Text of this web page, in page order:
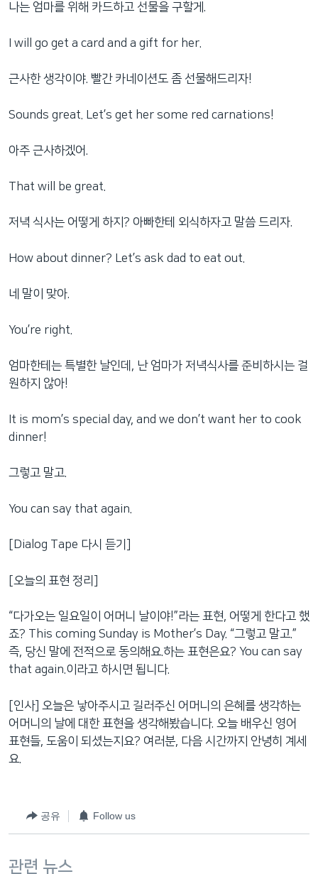
나는 엄마를 위해 카드하고 선물을 구할게.
I will go get a card and a gift for her.
근사한 생각이야. 빨간 카네이션도 좀 선물해드리자!
Sounds great. Let’s get her some red carnations!
아주 근사하겠어.
That will be great.
저녁 식사는 어떻게 하지? 아빠한테 외식하자고 말씀 드리자.
How about dinner? Let’s ask dad to eat out.
네 말이 맞아.
You’re right.
엄마한테는 특별한 날인데, 난 엄마가 저녁식사를 준비하시는 걸
원하지 않아!
It is mom’s special day, and we don’t want her to cook
dinner!
그렇고 말고.
You can say that again.
[Dialog Tape 다시 듣기]
[오늘의 표현 정리]
“다가오는 일요일이 어머니 날이야!”라는 표현, 어떻게 한다고 했
죠? This coming Sunday is Mother’s Day. “그렇고 말고.”
즉, 당신 말에 전적으로 동의해요.하는 표현은요? You can say
that again.이라고 하시면 됩니다.
[인사] 오늘은 낳아주시고 길러주신 어머니의 은혜를 생각하는
어머니의 날에 대한 표현을 생각해봤습니다. 오늘 배우신 영어
표현들, 도움이 되셨는지요? 여러분, 다음 시간까지 안녕히 계세
요.
공유 Follow us
관련 뉴스